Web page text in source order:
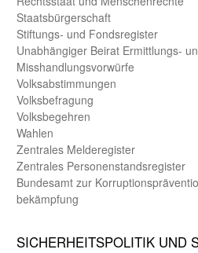
Staats­bürger­schaft
Stiftungs- und Fonds­register
Unab­hängiger Beirat Ermittlungs-
Misshandlungs­vorwürfe
Volks­abstimmungen
Volks­befragung
Volks­begehren
Wahlen
Zentrales Melde­register
Zentrales Personen­stands­register
Bundes­amt zur
bekämpfung
SICHER­HEITS­POLITIK UND